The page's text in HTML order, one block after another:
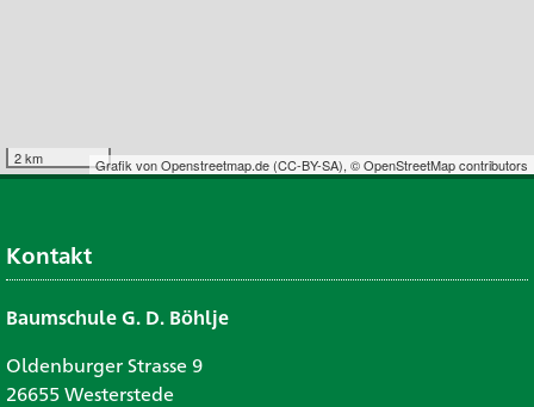
2 km Grafik vonOpenstreetmap.de (CC-BY-SA), © OpenStreetMap contributors
Kontakt
Baumschule G. D. Böhlje
Oldenburger Strasse 9
26655 Westerstede